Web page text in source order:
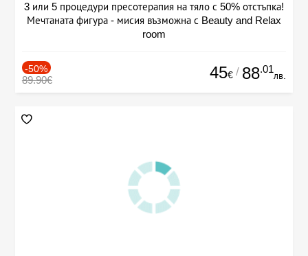
3 или 5 процедури пресотерапия на тяло с 50% отстъпка!
Мечтаната фигура - мисия възможна с Beauty and Relax
room
-50%
89.90€ 45€ / 88.01
лв.